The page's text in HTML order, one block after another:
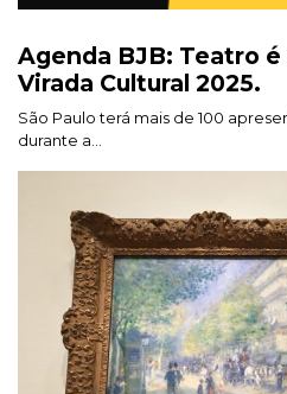
Agenda BJB: Teatro
Virada Cultural 2025.
São Paulo terá mais de 100
durante a...